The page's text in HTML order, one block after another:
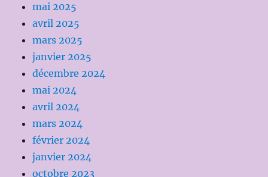
mai 2025
avril 2025
mars 2025
janvier 2025
décembre 2024
mai 2024
avril 2024
mars 2024
février 2024
janvier 2024
octobre 2023